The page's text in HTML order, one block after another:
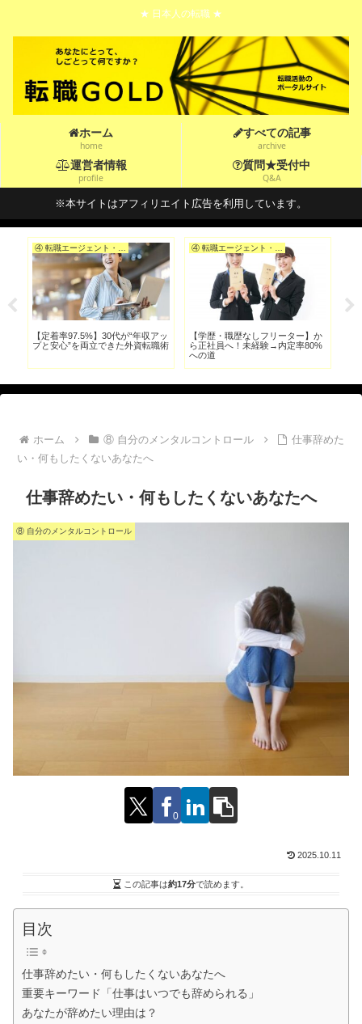
★ 日本人の転職 ★
ホーム
home
すべての記事
archive
運営者情報
profile
質問★受付中
Q&A
※本サイトはアフィリエイト広告を利用しています。
【定着率97.5%】30代が“年収アッ
プと安心”を両立できた外資転職術
【学歴・職歴なしフリーター】か
ら正社員へ！未経験→内定率80%
への道
ホーム ⑧ 自分のメンタルコントロール
仕事辞めた
い・何もしたくないあなたへ
仕事辞めたい・何もしたくないあなたへ
⑧ 自分のメンタルコントロール
0
2025.10.11
この記事は約17分で読めます。
目次
仕事辞めたい・何もしたくないあなたへ
重要キーワード「仕事はいつでも辞められる」
あなたが辞めたい理由は？